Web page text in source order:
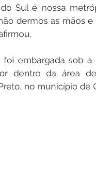
Sul é nossa
dermos as mãos
foi embargada sob
dentro da área
no município de